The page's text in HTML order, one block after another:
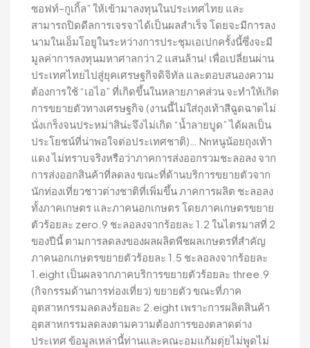
ซอฟท์–กูเกิ้ล” ให้เข้ามาลงทุนในประเทศไทย และ
สามารถปิดดีลการเจรจาได้เป็นผลสำเร็จ โดยจะมีการลง
นามในเอ็มโอยูในระหว่างการประชุมเอเปกครั้งนี้ซึ่งจะมี
มูลค่าการลงทุนมหาศาลกว่า 2 แสนล้าน! เพื่อเปลี่ยนผ่าน
ประเทศไทยไปสู่ยุคเศรษฐกิจดิจิทัล และตอบสนองความ
ต้องการใช้ “เอไอ” ที่เกิดขึ้นในหลายภาคส่วน จะทำให้เกิด
การขยายตัวทางเศรษฐกิจ (งานนี้ไม่ใส่ถุงเท้าสีฉูดฉาดไม่
นั่งเกร็งจนประหม่าสิน่ะจึงไม่เกิด “น้ำลายบูด” ได้ผลเป็น
ประโยชน์ที่น่าพอใจต่อประเทศชาติ)… Nnหนูน้อยถุงเท้า
แดง ไม่ทราบจริงหรือว่าภาคการส่งออกรวมชะลอลง จาก
การส่งออกสินค้าที่ลดลง ขณะที่ด้านบริการขยายตัวจาก
นักท่องเที่ยวชาวต่างชาติที่เพิ่มขึ้น ภาคการผลิต ชะลอลง
ทั้งภาคเกษตร และภาคนอกเกษตร โดยภาคเกษตรขยาย
ตัวร้อยละ zero.9 ชะลอลงจากร้อยละ 1.2 ในไตรมาสที่ 2
ของปีนี้ ตามการลดลงของผลผลิตพืชผลเกษตรที่สำคัญ
ภาคนอกเกษตรขยายตัวร้อยละ 1.5 ชะลอลงจากร้อยละ
1.eight เป็นผลจากภาคบริการขยายตัวร้อยละ three.9
(กิจกรรมด้านการท่องเที่ยว) ขยายตัว ขณะที่ภาค
อุตสาหกรรมลดลงร้อยละ 2.eight เพราะการผลิตสินค้า
อุตสาหกรรมลดลงตามความต้องการของตลาดต่าง
ประเทศ ข้อมูลเหล่านี้ท่านและคณะอมแก้มตุ่ยไม่พูดไม่